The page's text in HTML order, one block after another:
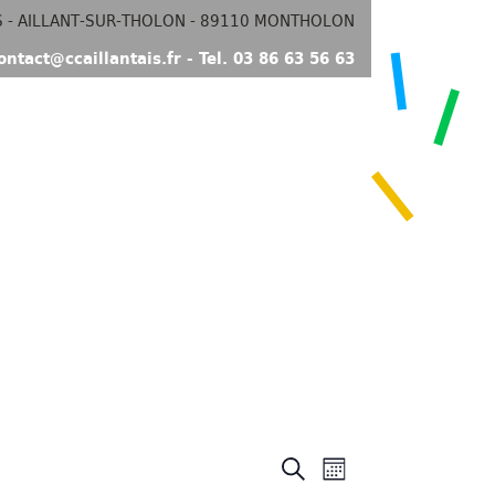
- AILLANT-SUR-THOLON - 89110 MONTHOLON
- Tel. 03 86 63 56 63
Recherche
et
RechercheNavigation
de
Mois